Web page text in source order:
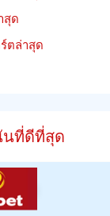
สุด
ตล่าสุด
นที่ดีที่สุด